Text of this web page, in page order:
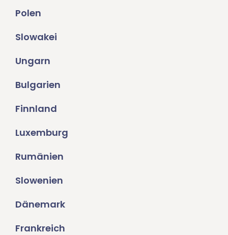
Polen
Slowakei
Ungarn
Bulgarien
Finnland
Luxemburg
Rumänien
Slowenien
Dänemark
Frankreich